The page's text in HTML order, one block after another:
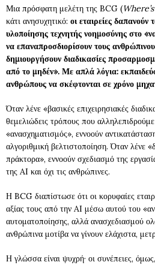
Μια πρόσφατη μελέτη της BCG (
κάτι ανησυχητικό: οι εταιρείες
υλοποίησης τεχνητής νοημοσύνης στο
να επαναπροσδιορίσουν τους
δημιουργήσουν διαδικασίες
από το μηδέν». Με απλά λόγια:
ανθρώπους να σκέφτονται σε χρόνο
Όταν λένε «βασικές επιχειρησιακές
θεμελιώδεις τρόπους που
«ανασχηματισμός», εννοούν
αλγοριθμική βελτιστοποίηση. Όταν λένε
πράκτορα», εννοούν σχεδιασμό της
της AI και όχι τις ανθρώπινες.
Η BCG διαπίστωσε ότι οι κορυφαίες
αξίας τους από την AI μέσω αυτού του
αυτοματοποίησης, αλλά ανασχεδιασμού
ανθρώπινα μοτίβα να γίνουν ελάχιστα,
Η γλώσσα είναι ψυχρή· οι συνέπειες,